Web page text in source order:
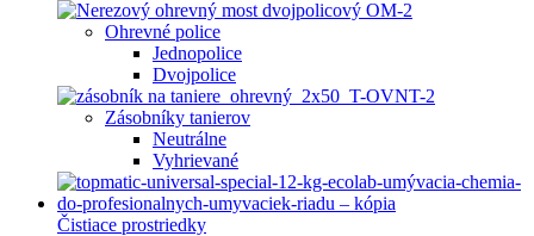
Ohrevné police
Jednopolice
Dvojpolice
Zásobníky tanierov
Neutrálne
Vyhrievané
Čistiace prostriedky